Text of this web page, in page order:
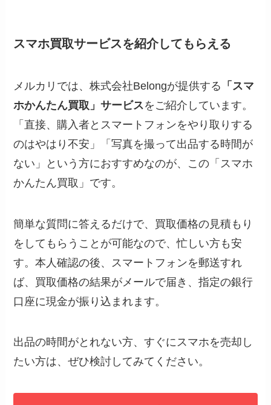
スマホ買取サービスを紹介してもらえる
メルカリでは、株式会社Belongが提供する 「スマ
ホかんたん買取」サービスをご紹介しています。
「直接、購入者とスマートフォンをやり取りする
のはやはり不安」「写真を撮って出品する時間が
ない」という方におすすめなのが、この「スマホ
かんたん買取」です。
簡単な質問に答えるだけで、買取価格の見積もり
をしてもらうことが可能なので、忙しい方も安
す。本人確認の後、スマートフォンを郵送すれ
ば、買取価格の結果がメールで届き、指定の銀行
口座に現金が振り込まれます。
出品の時間がとれない方、すぐにスマホを売却し
たい方は、ぜひ検討してみてください。